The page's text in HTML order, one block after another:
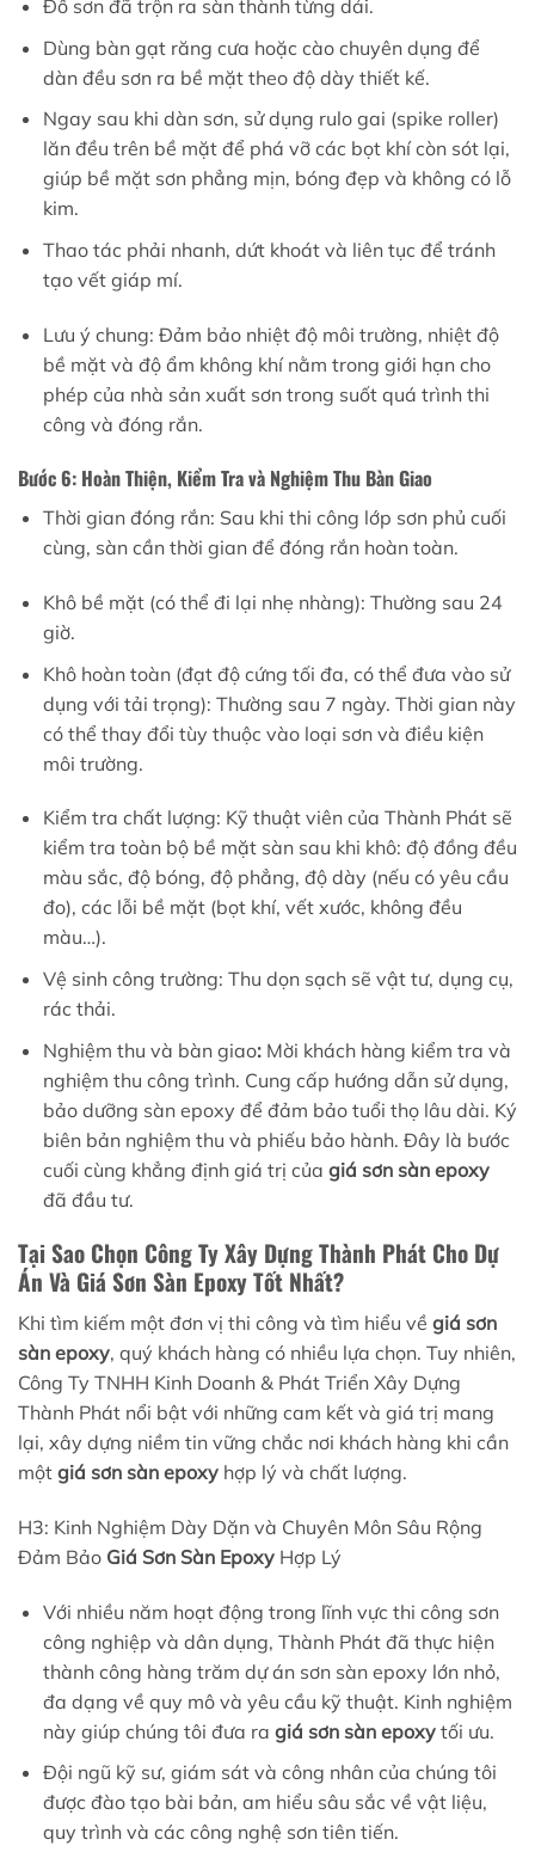
Đổ sơn đã trộn ra sàn thành từng dải.
Dùng bàn gạt răng cưa hoặc cào chuyên dụng để
dàn đều sơn ra bề mặt theo độ dày thiết kế.
Ngay sau khi dàn sơn, sử dụng rulo gai (spike roller)
lăn đều trên bề mặt để phá vỡ các bọt khí còn sót lại,
giúp bề mặt sơn phẳng mịn, bóng đẹp và không có lỗ
kim.
Thao tác phải nhanh, dứt khoát và liên tục để tránh
tạo vết giáp mí.
Lưu ý chung: Đảm bảo nhiệt độ môi trường, nhiệt độ
bề mặt và độ ẩm không khí nằm trong giới hạn cho
phép của nhà sản xuất sơn trong suốt quá trình thi
công và đóng rắn.
Bước 6: Hoàn Thiện, Kiểm Tra và Nghiệm Thu Bàn Giao
Thời gian đóng rắn: Sau khi thi công lớp sơn phủ cuối
cùng, sàn cần thời gian để đóng rắn hoàn toàn.
Khô bề mặt (có thể đi lại nhẹ nhàng): Thường sau 24
giờ.
Khô hoàn toàn (đạt độ cứng tối đa, có thể đưa vào sử
dụng với tải trọng): Thường sau 7 ngày. Thời gian này
có thể thay đổi tùy thuộc vào loại sơn và điều kiện
môi trường.
Kiểm tra chất lượng: Kỹ thuật viên của Thành Phát sẽ
kiểm tra toàn bộ bề mặt sàn sau khi khô: độ đồng đều
màu sắc, độ bóng, độ phẳng, độ dày (nếu có yêu cầu
đo), các lỗi bề mặt (bọt khí, vết xước, không đều
màu…).
Vệ sinh công trường: Thu dọn sạch sẽ vật tư, dụng cụ,
rác thải.
Nghiệm thu và bàn giao:Mời khách hàng kiểm tra và
nghiệm thu công trình. Cung cấp hướng dẫn sử dụng,
bảo dưỡng sàn epoxy để đảm bảo tuổi thọ lâu dài. Ký
biên bản nghiệm thu và phiếu bảo hành. Đây là bước
cuối cùng khẳng định giá trị của giá sơn sàn epoxy
đã đầu tư.
Tại Sao Chọn Công Ty Xây Dựng Thành Phát Cho Dự
Án Và Giá Sơn Sàn Epoxy Tốt Nhất?
Khi tìm kiếm một đơn vị thi công và tìm hiểu về giá sơn
sàn epoxy, quý khách hàng có nhiều lựa chọn. Tuy nhiên,
Công Ty TNHH Kinh Doanh & Phát Triển Xây Dựng
Thành Phát nổi bật với những cam kết và giá trị mang
lại, xây dựng niềm tin vững chắc nơi khách hàng khi cần
một giá sơn sàn epoxy hợp lý và chất lượng.
H3: Kinh Nghiệm Dày Dặn và Chuyên Môn Sâu Rộng
Đảm Bảo Giá Sơn Sàn Epoxy Hợp Lý
Với nhiều năm hoạt động trong lĩnh vực thi công sơn
công nghiệp và dân dụng, Thành Phát đã thực hiện
thành công hàng trăm dự án sơn sàn epoxy lớn nhỏ,
đa dạng về quy mô và yêu cầu kỹ thuật. Kinh nghiệm
này giúp chúng tôi đưa ra giá sơn sàn epoxytối ưu.
Đội ngũ kỹ sư, giám sát và công nhân của chúng tôi
được đào tạo bài bản, am hiểu sâu sắc về vật liệu,
quy trình và các công nghệ sơn tiên tiến.